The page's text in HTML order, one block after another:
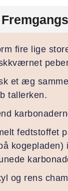
fire lige
et æg
tallerken.
fedtstoffet
kogepladen)
og rens